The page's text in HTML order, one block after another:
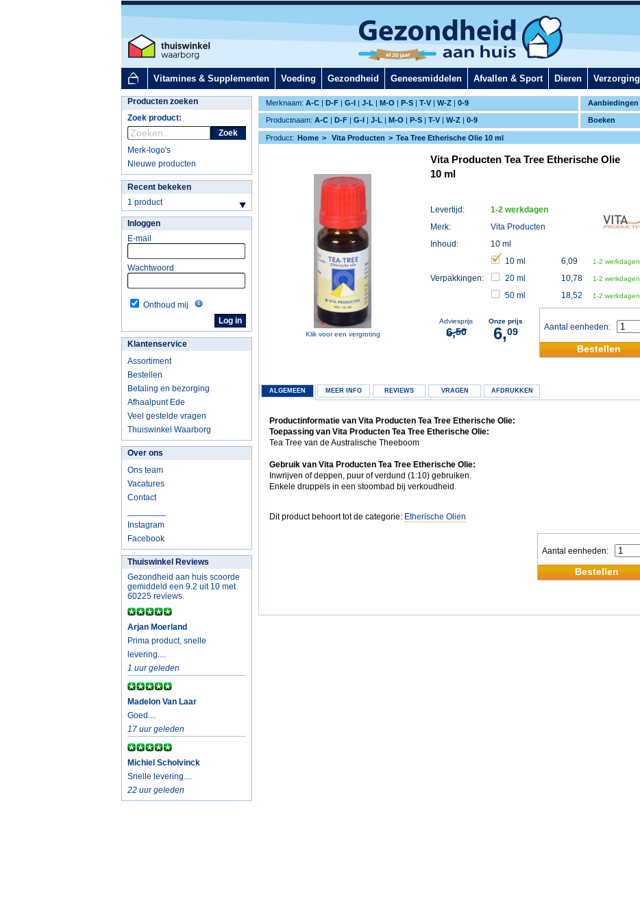
Vitamines & Supplementen Voeding Gezondheid Geneesmiddelen Afvallen & Sport Dieren Verzorging
Aanbiedingen
Merknaam: A-C | D-F | G-I | J-L | M-O | P-S | T-V | W-Z | 0-9
Boeken
Productnaam: A-C | D-F | G-I | J-L | M-O | P-S | T-V | W-Z | 0-9
Producten zoeken
Zoek product:
Zoek
Merk-logo's
Nieuwe producten
Recent bekeken
1 product
Inloggen
E-mail
Wachtwoord
Onthoud mij
Klantenservice
Assortiment
Bestellen
Betaling en bezorging
Afhaalpunt Ede
Veel gestelde vragen
Thuiswinkel Waarborg
Over ons
Ons team
Vacatures
Contact
Instagram
Facebook
Thuiswinkel Reviews
Gezondheid aan huis scoorde
gemiddeld een 9.2 uit 10 met
60225 reviews.
Arjan Moerland
Prima product, snelle
levering....
1 uur geleden
Madelon Van Laar
Goed....
17 uur geleden
Michiel Scholvinck
Snelle levering....
22 uur geleden
Product: Home Vita Producten Tea Tree Etherische Olie 10 ml
Klik voor een vergroting
Vita Producten Tea Tree Etherische Olie
10 ml
Levertijd:
1-2 werkdagen
Merk:
Vita Producten
Inhoud:
10 ml
Verpakkingen:
10 ml 6,09 1-2 werkdagen
20 ml 10,78 1-2 werkdagen
50 ml 18,52 1-2 werkdagen
Aantal eenheden:
Bestellen
Adviesprijs
6,50
Onze prijs
6,09
ALGEMEEN MEER INFO REVIEWS VRAGEN AFDRUKKEN
Productinformatie van Vita Producten Tea Tree Etherische Olie:
Toepassing van Vita Producten Tea Tree Etherische Olie:
Tea Tree van de Australische Theeboom
Gebruik van Vita Producten Tea Tree Etherische Olie:
Inwrijven of deppen, puur of verdund (1:10) gebruiken.
Enkele druppels in een stoombad bij verkoudheid.
Dit product behoort tot de categorie: Etherische Olien
Aantal eenheden:
Bestellen